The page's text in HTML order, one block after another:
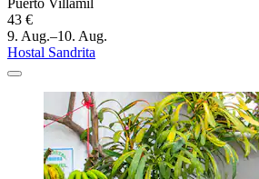
Puerto Villamil
43 €
9. Aug.–10. Aug.
Hostal Sandrita